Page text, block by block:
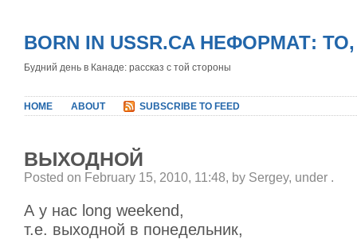
BORN IN USSR.CA НЕФОРМАТ:
Будний день в Канаде: рассказ с той стороны
HOME ABOUT SUBSCRIBE TO FEED
ВЫХОДНОЙ
Posted on February 15, 2010, 11:48, by Sergey, under .
А у нас long weekend,
т.е. выходной в понедельник,